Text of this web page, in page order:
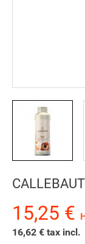
15,25 €
16,62 € tax incl.